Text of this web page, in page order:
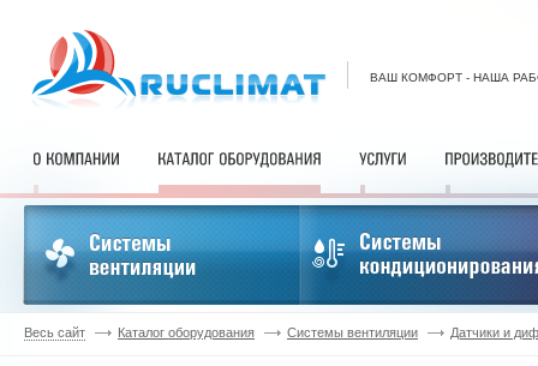
ВАШ КОМФОРТ - НАША
Весь сайт Каталог оборудования Системы вентиляции Датчики и